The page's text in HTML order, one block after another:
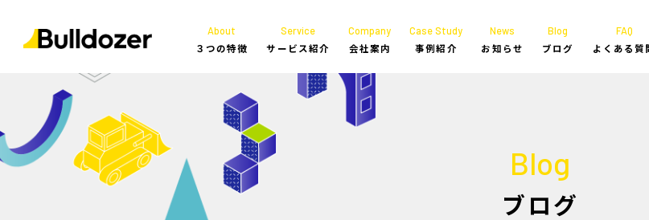
About
３つの特徴
Service
サービス紹介
Company
会社案内
Case Study
事例紹介
News
お知らせ
Blog
ブログ
FAQ
よくある質
Blog
ブログ